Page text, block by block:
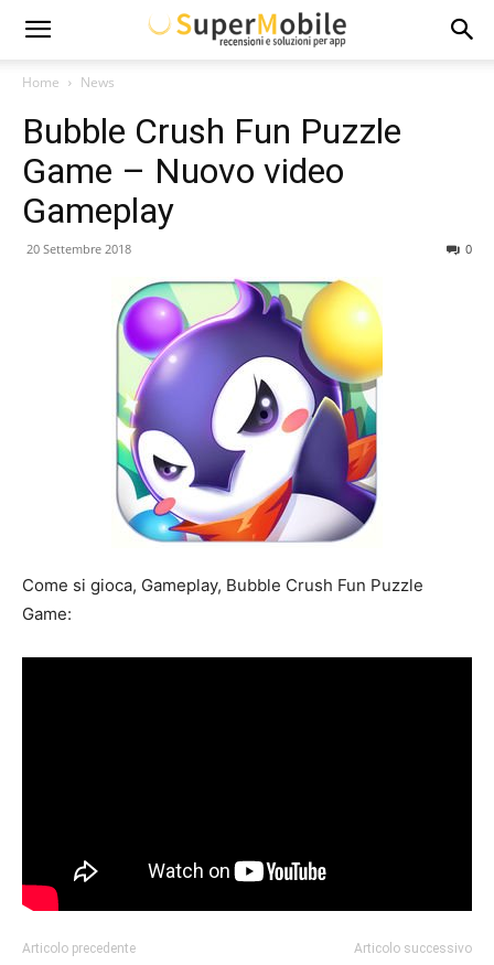
Super
Mobile
Home News
Bubble Crush Fun Puzzle
Game – Nuovo video
Gameplay
20 Settembre 2018 0
Come si gioca, Gameplay, Bubble Crush Fun Puzzle
Game:
Articolo precedente Articolo successivo